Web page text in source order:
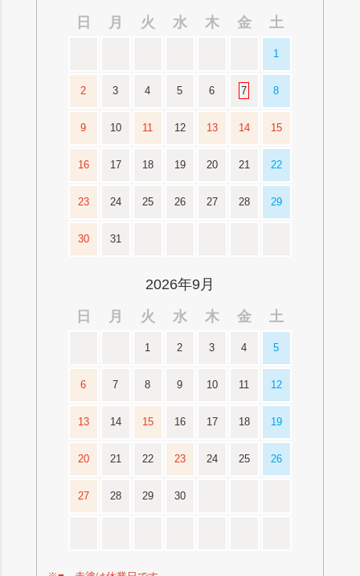
日
月 火 水 木 金 土
1
2 3 4 5 6 7 8
9 10 11 12 13 14 15
16 17 18 19 20 21 22
23 24 25 26 27 28 29
30 31
2026年9月
日
月 火 水 木 金 土
1 2 3 4 5
6 7 8 9 10 11 12
13 14 15 16 17 18 19
20 21 22 23 24 25 26
27 28 29 30